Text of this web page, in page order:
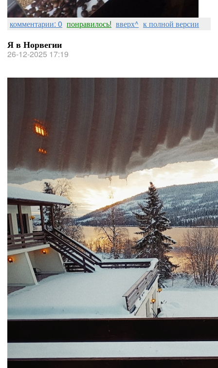
комментарии: 0 понравилось! вверх^ к полной версии
Я в Норвегии
26-12-2025 17:19